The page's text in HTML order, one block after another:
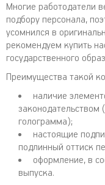
Многие работодатели
подбору персонала,
усомнился в
рекомендуем купить
государственного
Преимущества такой
наличие
законодательством
голограмма);
настоящие
подлинный оттиск
оформление, в
выпуска.